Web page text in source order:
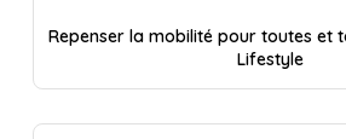
Repenser la mobilité pour toutes et
Lifestyle